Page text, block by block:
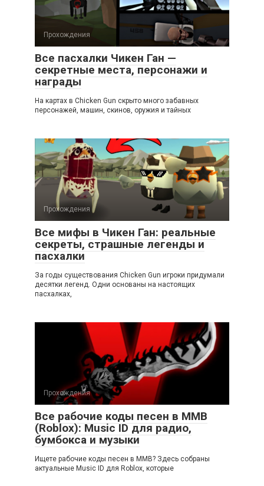
Прохождения
Все пасхалки Чикен Ган —
секретные места, персонажи и
награды
На картах в Chicken Gun скрыто много забавных
персонажей, машин, скинов, оружия и тайных
Прохождения
Все мифы в Чикен Ган: реальные
секреты, страшные легенды и
пасхалки
За годы существования Chicken Gun игроки придумали
десятки легенд. Одни основаны на настоящих
пасхалках,
Прохождения
Все рабочие коды песен в ММВ
(Roblox): Music ID для радио,
бумбокса и музыки
Ищете рабочие коды песен в ММВ? Здесь собраны
актуальные Music ID для Roblox, которые